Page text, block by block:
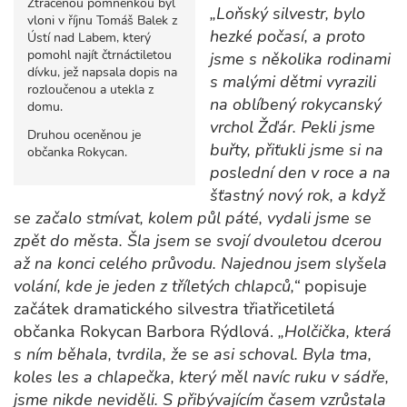
vloni v říjnu Tomáš Balek z
Ústí nad Labem, který
pomohl najít čtrnáctiletou
dívku, jež napsala dopis na
rozloučenou a utekla z
domu.
Druhou oceněnou je
občanka Rokycan.
„Loňský silvestr, bylo
hezké počasí, a proto
jsme s několika rodinami
s malými dětmi vyrazili
na oblíbený rokycanský
vrchol Žďár. Pekli jsme
buřty, přiťukli jsme si na
poslední den v roce a na
šťastný nový rok, a když
se začalo stmívat, kolem půl páté, vydali jsme se
zpět do města. Šla jsem se svojí dvouletou dcerou
až na konci celého průvodu. Najednou jsem slyšela
volání, kde je jeden z tříletých chlapců,“ popisuje
začátek dramatického silvestra třiatřicetiletá
občanka Rokycan Barbora Rýdlová. „Holčička, která
s ním běhala, tvrdila, že se asi schoval. Byla tma,
koles les a chlapečka, který měl navíc ruku v sádře,
jsme nikde neviděli. S přibývajícím časem vzrůstala